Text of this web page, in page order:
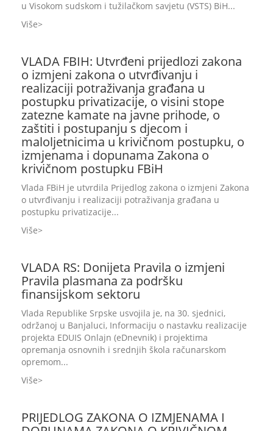
u Visokom sudskom i tužilačkom savjetu (VSTS) BiH...
Više
VLADA FBIH: Utvrđeni prijedlozi zakona
o izmjeni zakona o utvrđivanju i
realizaciji potraživanja građana u
postupku privatizacije, o visini stope
zatezne kamate na javne prihode, o
zaštiti i postupanju s djecom i
maloljetnicima u krivičnom postupku, o
izmjenama i dopunama Zakona o
krivičnom postupku FBiH
Vlada FBiH je utvrdila Prijedlog zakona o izmjeni Zakona
o utvrđivanju i realizaciji potraživanja građana u
postupku privatizacije...
Više
VLADA RS: Donijeta Pravila o izmjeni
Pravila plasmana za podršku
finansijskom sektoru
Vlada Republike Srpske usvojila je, na 30. sjednici,
održanoj u Banjaluci, Informaciju o nastavku realizacije
projekta EDUIS Onlajn (eDnevnik) i projektima
opremanja osnovnih i srednjih škola računarskom
opremom...
Više
PRIJEDLOG ZAKONA O IZMJENAMA I